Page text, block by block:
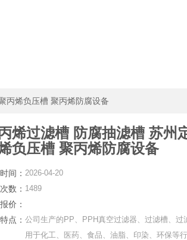
丙烯负压槽 聚丙烯防腐设备
烯过滤槽 防腐抽滤槽 苏州
负压槽 聚丙烯防腐设备
间： 2026-04-20
数： 1489
价：
点： 公司生产的PP、PPH真空过滤器、过滤槽、过
用于化工、医药、食品、油脂、印染、环保等